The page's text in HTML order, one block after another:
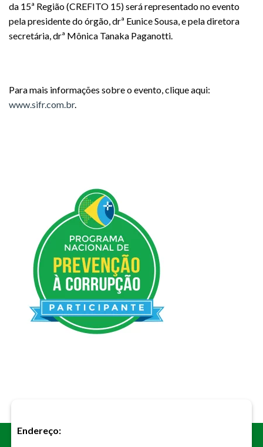
da 15ª Região (CREFITO 15) será representado no evento
pela presidente do órgão, drª Eunice Sousa, e pela diretora
secretária, drª Mônica Tanaka Paganotti.
Para mais informações sobre o evento, clique aqui:
www.sifr.com.br.
Endereço: